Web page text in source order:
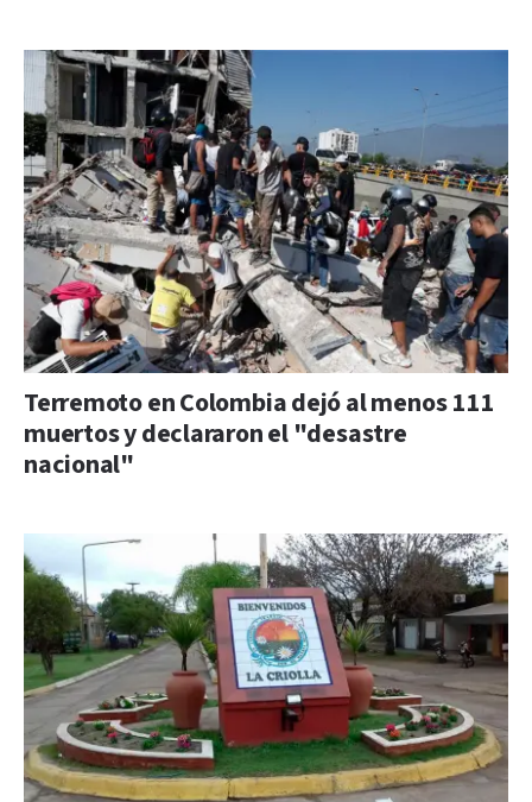
Terremoto en Colombia dejó al menos 111
muertos y declararon el "desastre
nacional"